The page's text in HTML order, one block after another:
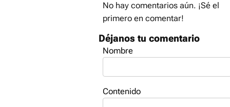
No hay comentarios aún. ¡Sé el
primero en comentar!
Déjanos tu comentario
Nombre
Contenido